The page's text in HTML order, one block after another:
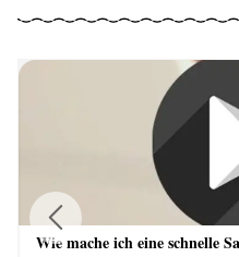
Wie mache ich eine schnelle
Previous